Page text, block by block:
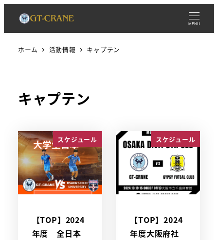
MENU
ホーム 活動情報 キャプテン
キャプテン
スケジュール
【TOP】2024
年度 全日本
スケジュール
【TOP】2024
年度大阪府社